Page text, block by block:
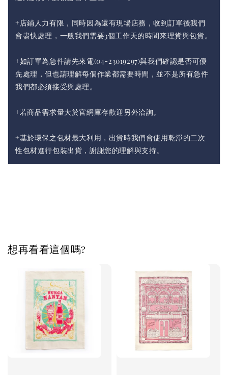
+店鋪人力有限，同時因為還有現場店務，收到訂單後我們
會盡快處理，一般我們需要3個工作天的時間來理貨與包貨。
+如訂單為急件請先來電(04-23019297)與我們確認是否可優
先處理，但也請理解每個作業都需要時間，並不是所有急件
我們都必須接受與處理。
+若商品需求量大於官網庫存歡迎另外洽詢。
+基於環保之包材最大利用，出貨時我們會使用乾淨的二次
性包材進行包裝出貨，謝謝您的理解與支持。
想再看看這個嗎?